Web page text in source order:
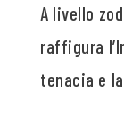
A livello
raffigura
tenacia e